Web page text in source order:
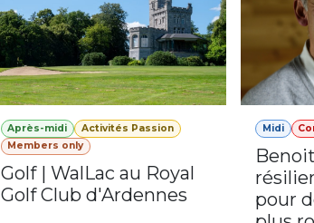
Après-midi
Activités Passion
Members only
Golf | WalLac au Royal
Golf Club d'Ardennes
Midi
pour